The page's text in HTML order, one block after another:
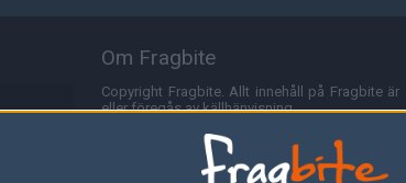
Om Fragbite
Copyright Fragbite. Allt innehåll på Fragbite
eller föregås av källhänvisning.
Alla åsikter uttryckta på Fragbite
Programmering och design av Fredric Bohlin.